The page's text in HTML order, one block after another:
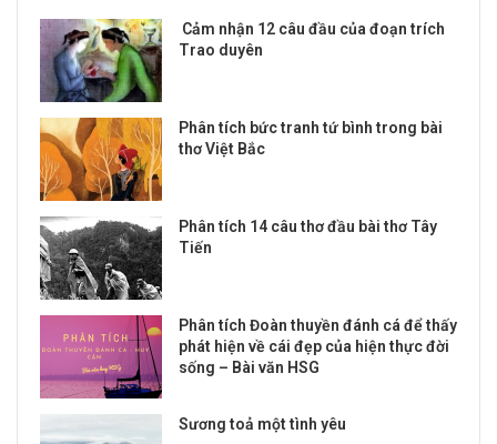
Cảm nhận 12 câu đầu của đoạn trích
Trao duyên
Phân tích bức tranh tứ bình trong bài
thơ Việt Bắc
Phân tích 14 câu thơ đầu bài thơ Tây
Tiến
Phân tích Đoàn thuyền đánh cá để thấy
phát hiện về cái đẹp của hiện thực đời
sống – Bài văn HSG
Sương toả một tình yêu